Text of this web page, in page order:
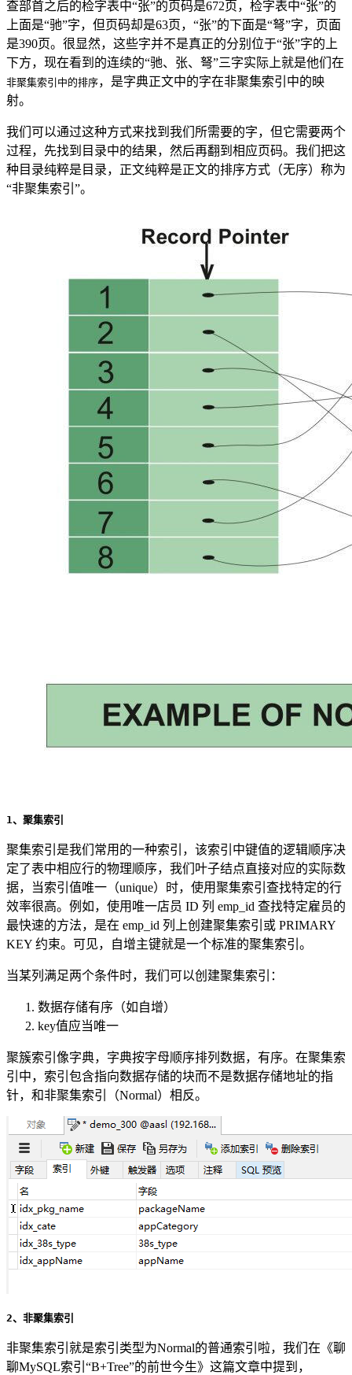
查部首之后的检字表中“张”的页码是672页，检字表中“张”的
上面是“驰”字，但页码却是63页，“张”的下面是“弩”字，页面
是390页。很显然，这些字并不是真正的分别位于“张”字的上
下方，现在看到的连续的“驰、张、弩”三字实际上就是他们在
非聚集索引中的排序，是字典正文中的字在非聚集索引中的映
射。
我们可以通过这种方式来找到我们所需要的字，但它需要两个
过程，先找到目录中的结果，然后再翻到相应页码。我们把这
种目录纯粹是目录，正文纯粹是正文的排序方式（无序）称为
“非聚集索引”。
1、聚集索引
聚集索引是我们常用的一种索引，该索引中键值的逻辑顺序决
定了表中相应行的物理顺序，我们叶子结点直接对应的实际数
据，当索引值唯一（unique）时，使用聚集索引查找特定的行
效率很高。例如，使用唯一店员 ID 列 emp_id 查找特定雇员的
最快速的方法，是在 emp_id 列上创建聚集索引或 PRIMARY
KEY 约束。可见，自增主键就是一个标准的聚集索引。
当某列满足两个条件时，我们可以创建聚集索引：
数据存储有序（如自增）
key值应当唯一
聚簇索引像字典，字典按字母顺序排列数据，有序。在聚集索
引中，索引包含指向数据存储的块而不是数据存储地址的指
针，和非聚集索引（Normal）相反。
2、非聚集索引
非聚集索引就是索引类型为Normal的普通索引啦，我们在《聊
聊MySQL索引“B+Tree”的前世今生》这篇文章中提到，